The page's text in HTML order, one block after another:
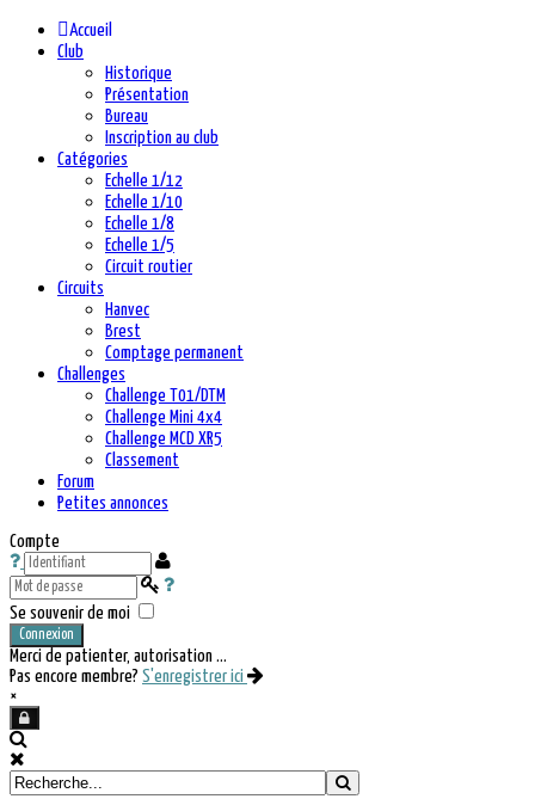
Accueil
Club
Historique
Présentation
Bureau
Inscription au club
Catégories
Echelle 1/12
Echelle 1/10
Echelle 1/8
Echelle 1/5
Circuit routier
Circuits
Hanvec
Brest
Comptage permanent
Challenges
Challenge T01/DTM
Challenge Mini 4x4
Challenge MCD XR5
Classement
Forum
Petites annonces
Compte
Se souvenir de moi
Connexion
Merci de patienter, autorisation ...
Pas encore membre? S'enregistrer ici
×
précédente
précédent
suivante
suivant